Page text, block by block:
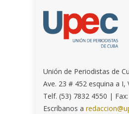
Unión de Periodistas de
Ave. 23 # 452 esquina a I,
Telf. (53) 7832 4550 |
Escríbanos a